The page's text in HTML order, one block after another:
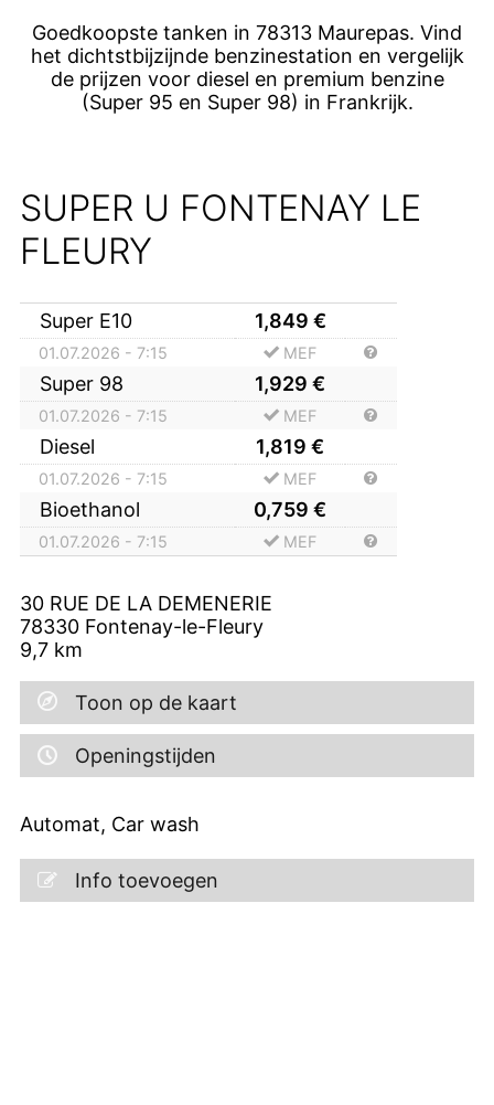
Goedkoopste tanken in 78313 Maurepas. Vind
het dichtstbijzijnde benzinestation en vergelijk
de prijzen voor diesel en premium benzine
(Super 95 en Super 98) in Frankrijk.
SUPER U FONTENAY LE
FLEURY
Super E10 1,849 €
01.07.2026 - 7:15 MEF
Super 98 1,929 €
01.07.2026 - 7:15 MEF
Diesel 1,819 €
01.07.2026 - 7:15 MEF
Bioethanol 0,759 €
01.07.2026 - 7:15 MEF
30 RUE DE LA DEMENERIE
78330 Fontenay-le-Fleury
9,7 km
Toon op de kaart
Openingstijden
Automat, Car wash
Info toevoegen